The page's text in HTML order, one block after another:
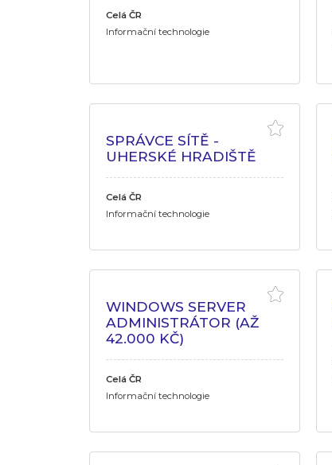
Celá ČR
Informační technologie
SPRÁVCE SÍTĚ -
UHERSKÉ HRADIŠTĚ
Celá ČR
Informační technologie
WINDOWS SERVER
ADMINISTRÁTOR (AŽ
42.000 KČ)
Celá ČR
Informační technologie